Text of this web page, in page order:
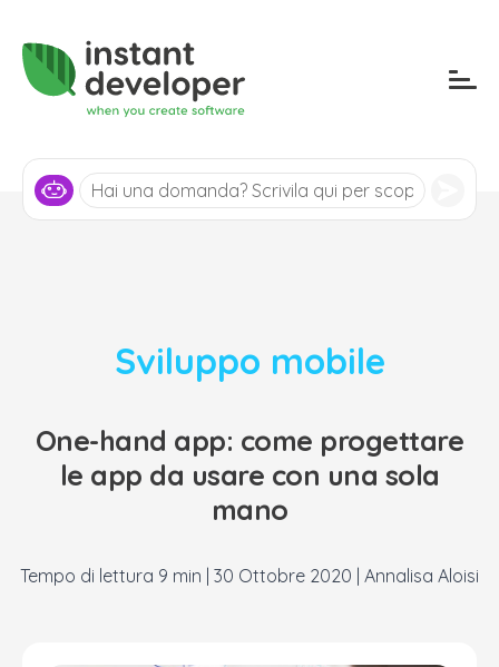
Sviluppo mobile
One-hand app: come progettare
le app da usare con una sola
mano
30 Ottobre 2020 Annalisa Aloisi